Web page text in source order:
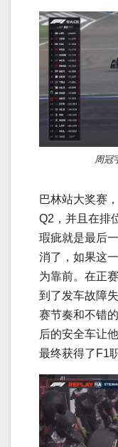
周冠
巴林站大奖赛
Q2，并且在排
瑕疵就是最后
消了，如果这
为靠前。在正
到了发车故障
赛节奏和不错
后的安全车让
最终获得了F1